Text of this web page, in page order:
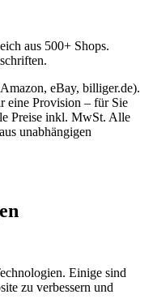
aus 500+ Shops.
eBay, billiger.de).
eine Provision – für Sie
Preise inkl. MwSt. Alle
unabhängigen
Einige sind
zu verbessern und